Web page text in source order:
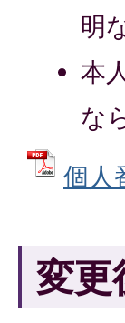
明
本
な
個人
変更